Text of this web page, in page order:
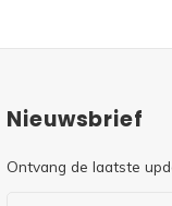
Nieuwsbrief
Ontvang de laatste